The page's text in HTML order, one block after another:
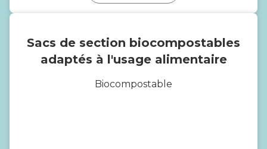
Sacs de section biocompostables
adaptés à l'usage alimentaire
Biocompostable